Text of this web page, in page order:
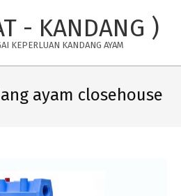
- KANDANG )
KEPERLUAN KANDANG AYAM
ayam closehouse